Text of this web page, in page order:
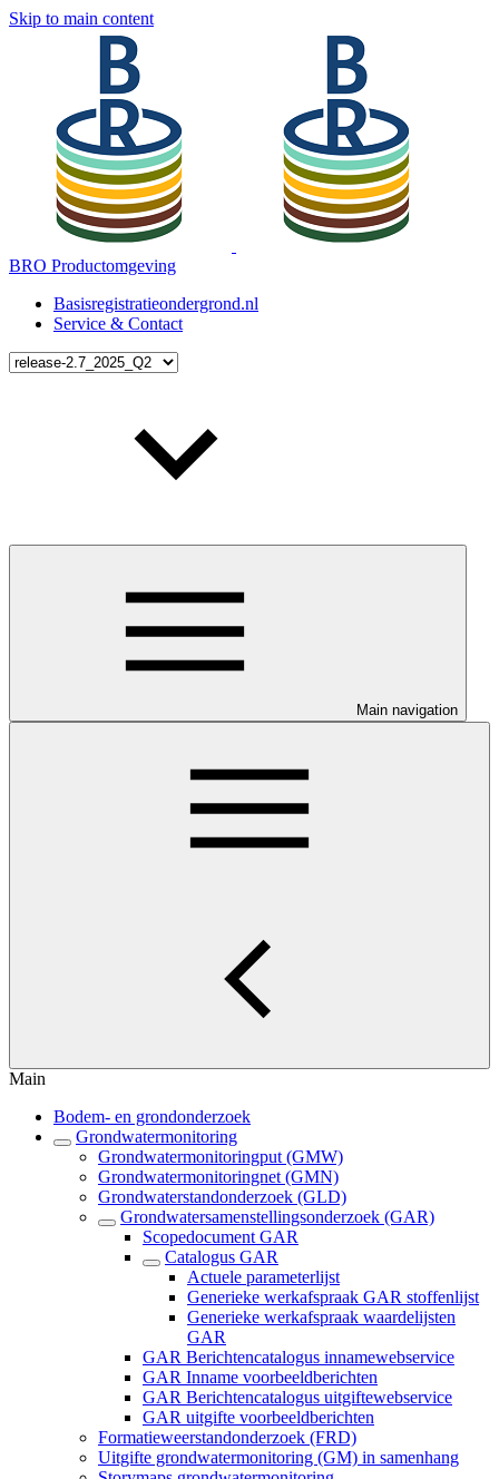
Skip to main content
BRO Productomgeving
Basisregistratieondergrond.nl
Service & Contact
Main navigation
Main
Bodem- en grondonderzoek
Grondwatermonitoring
Grondwatermonitoringput (GMW)
Grondwatermonitoringnet (GMN)
Grondwaterstandonderzoek (GLD)
Grondwatersamenstellingsonderzoek (GAR)
Scopedocument GAR
Catalogus GAR
Actuele parameterlijst
Generieke werkafspraak GAR stoffenlijst
Generieke werkafspraak waardelijsten
GAR
GAR Berichtencatalogus innamewebservice
GAR Inname voorbeeldberichten
GAR Berichtencatalogus uitgiftewebservice
GAR uitgifte voorbeeldberichten
Formatieweerstandonderzoek (FRD)
Uitgifte grondwatermonitoring (GM) in samenhang